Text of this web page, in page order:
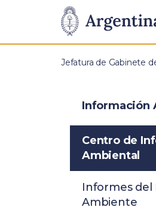
Presidencia
de
Pasar al contenido principal
Jefatura de Gabinete
Información
Centro de
Ambiental
Informes del
Ambiente